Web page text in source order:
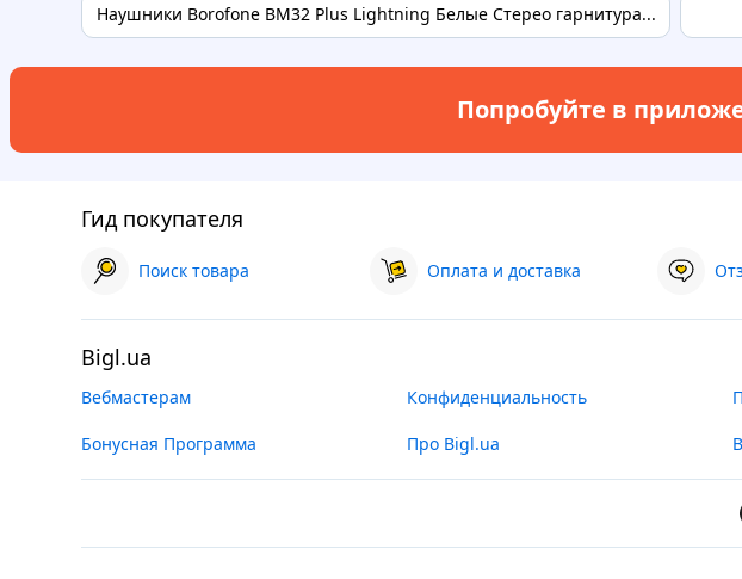
Наушники Borofone BM32 Plus Lightning Белые Стерео гарнитура...
Попробуйте в
Гид покупателя
Поиск товара Оплата и доставка
Bigl.ua
Вебмастерам Конфиденциальность
Бонусная Программа Про Bigl.ua